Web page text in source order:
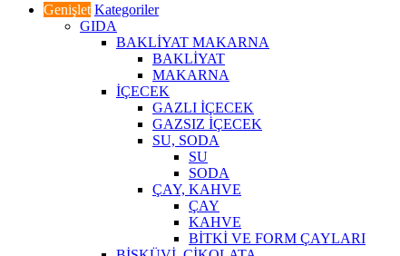
Genişlet Kategoriler
GIDA
BAKLİYAT MAKARNA
BAKLİYAT
MAKARNA
İÇECEK
GAZLI İÇECEK
GAZSIZ İÇECEK
SU, SODA
SU
SODA
ÇAY, KAHVE
ÇAY
KAHVE
BİTKİ VE FORM ÇAYLARI